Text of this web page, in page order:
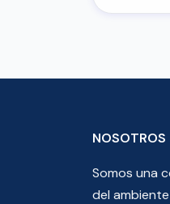
NOSOTROS
Somos una
del